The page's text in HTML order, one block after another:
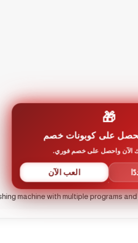
machine with multiple programs
🎁
على كوبونات خصم
واحصل على خصم فوري.
العب الآن